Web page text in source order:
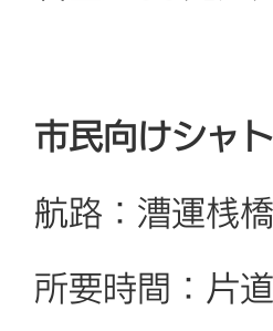
市民向けシャ
航路：漕運桟
所要時間：片